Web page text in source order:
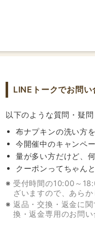
LINEトークでお問い
以下のような質問・疑
布ナプキンの洗い方
今開催中のキャンペ
量が多い方だけど、
クーポンってちゃ
受付時間の10:00～
ざいますので、あらか
返品・交換・返金に
換・返金専用のお問